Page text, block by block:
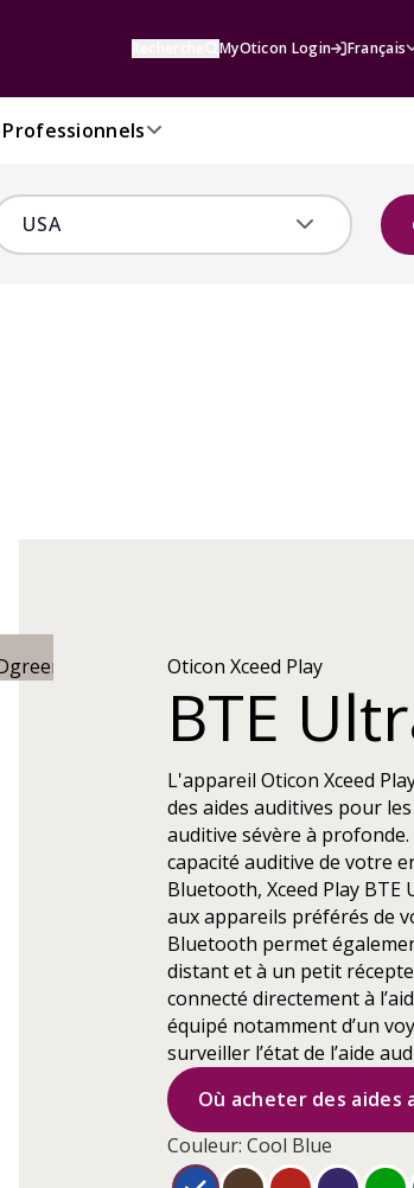
MyOticon Login Français
Professionnels
Oticon Xceed Play
BTE
L'appareil Oticon Xceed
des aides auditives pour
auditive sévère à
capacité auditive de votre
Bluetooth, Xceed Play
aux appareils préférés de
Bluetooth permet
distant et à un petit
connecté directement à
équipé notamment d’un
surveiller l’état de l’aide
Où acheter des aides
Couleur: Cool Blue